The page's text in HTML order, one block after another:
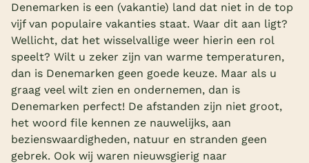
Zomervakantie
Nazomeren
Vakantiehuizen
Vakantiepark keuzehulp
Onze vakantiegidsen
Vakantieparken
Denemarken is een (vakantie) land dat niet in de top
vijf van populaire vakanties staat. Waar dit aan ligt?
Wellicht, dat het wisselvallige weer hierin een rol
speelt? Wilt u zeker zijn van warme temperaturen,
dan is Denemarken geen goede keuze. Maar als u
graag veel wilt zien en ondernemen, dan is
Denemarken perfect! De afstanden zijn niet groot,
het woord file kennen ze nauwelijks, aan
bezienswaardigheden, natuur en stranden geen
gebrek. Ook wij waren nieuwsgierig naar